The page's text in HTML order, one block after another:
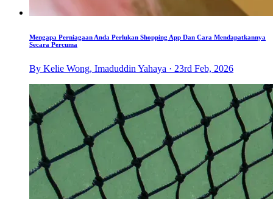
Mengapa Perniagaan Anda Perlukan Shopping App Dan Cara Mendapatkannya
Secara Percuma
By Kelie Wong, Imaduddin Yahaya · 23rd Feb, 2026